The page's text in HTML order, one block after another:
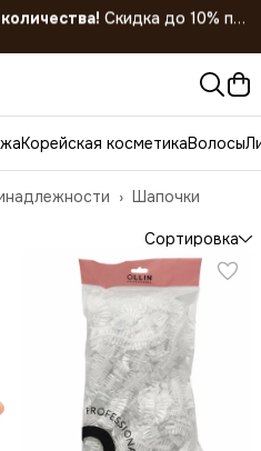
Корейская косметикаВолосы
Шапочки
›
Сортировка